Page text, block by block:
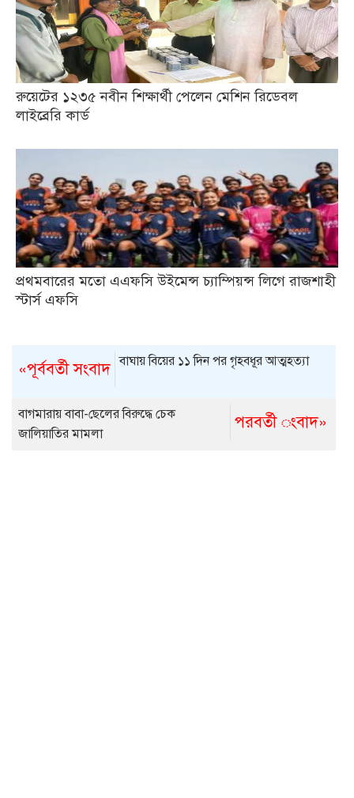
রুয়েটের ১২৩৫ নবীন শিক্ষার্থী পেলেন মেশিন রিডেবল
লাইব্রেরি কার্ড
প্রথমবারের মতো এএফসি উইমেন্স চ্যাম্পিয়ন্স লিগে রাজশাহী
স্টার্স এফসি
«পূর্ববর্তী সংবাদ বাঘায় বিয়ের ১১ দিন পর গৃহবধূর আত্মহত্যা
পরবর্তী ংবাদ»
বাগমারায় বাবা-ছেলের বিরুদ্ধে চেক
জালিয়াতির মামলা